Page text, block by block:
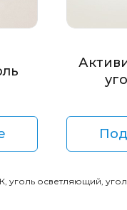
уголь осветляющий,